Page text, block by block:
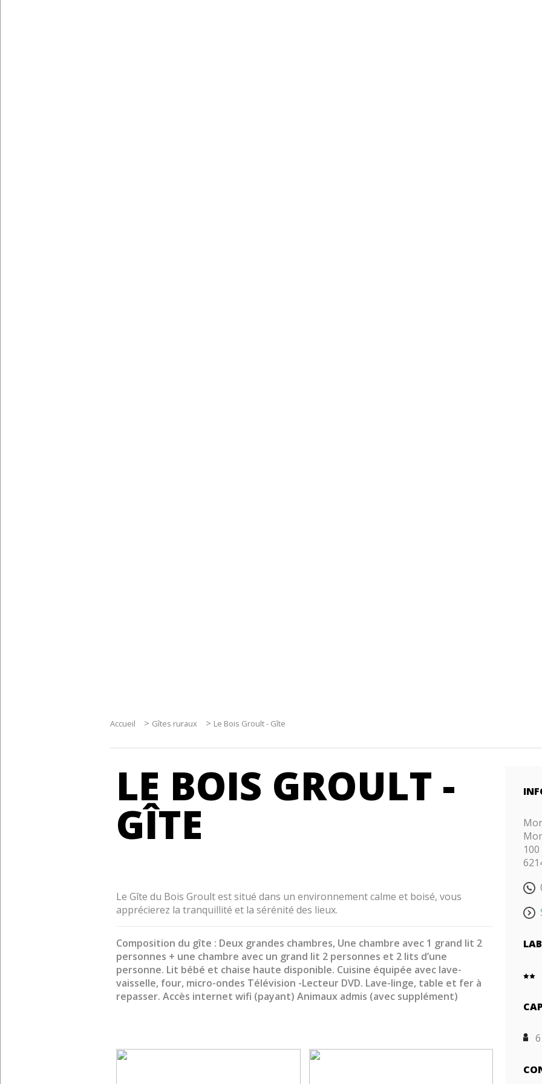
Accueil > Gîtes ruraux > Le Bois Groult - Gîte
LE BOIS GROULT -
GÎTE
Le Gîte du Bois Groult est situé dans un environnement calme et boisé, vous
apprécierez la tranquillité et la sérénité des lieux.
Composition du gîte : Deux grandes chambres, Une chambre avec 1 grand lit 2
personnes + une chambre avec un grand lit 2 personnes et 2 lits d’une
personne. Lit bébé et chaise haute disponible. Cuisine équipée avec lave-
vaisselle, four, micro-ondes Télévision -Lecteur DVD. Lave-linge, table et fer à
repasser. Accès internet wifi (payant) Animaux admis (avec supplément)